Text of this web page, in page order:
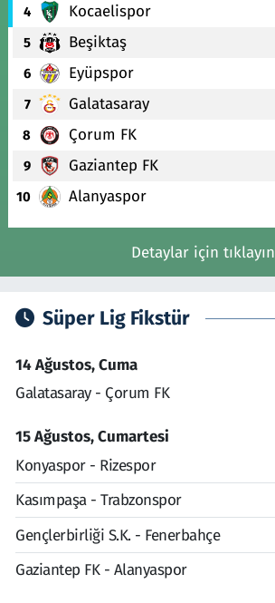
4 Kocaelispor
5 Beşiktaş
6 Eyüpspor
7 Galatasaray
8 Çorum FK
9 Gaziantep FK
10 Alanyaspor
Detaylar için tıklayın
Süper Lig Fikstür
14 Ağustos, Cuma
Galatasaray - Çorum FK
15 Ağustos, Cumartesi
Konyaspor - Rizespor
Kasımpaşa - Trabzonspor
Gençlerbirliği S.K. - Fenerbahçe
Gaziantep FK - Alanyaspor